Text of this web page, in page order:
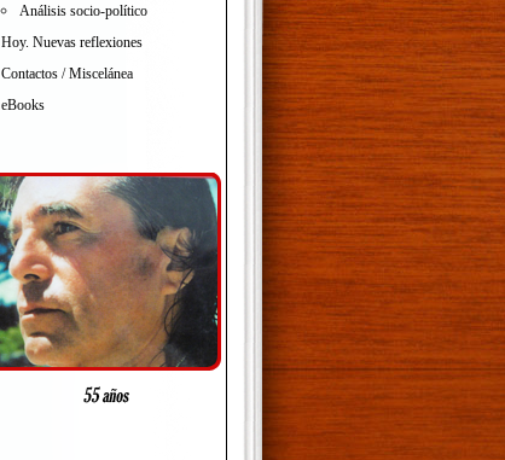
Análisis socio-político
Hoy. Nuevas reflexiones
Contactos / Miscelánea
eBooks